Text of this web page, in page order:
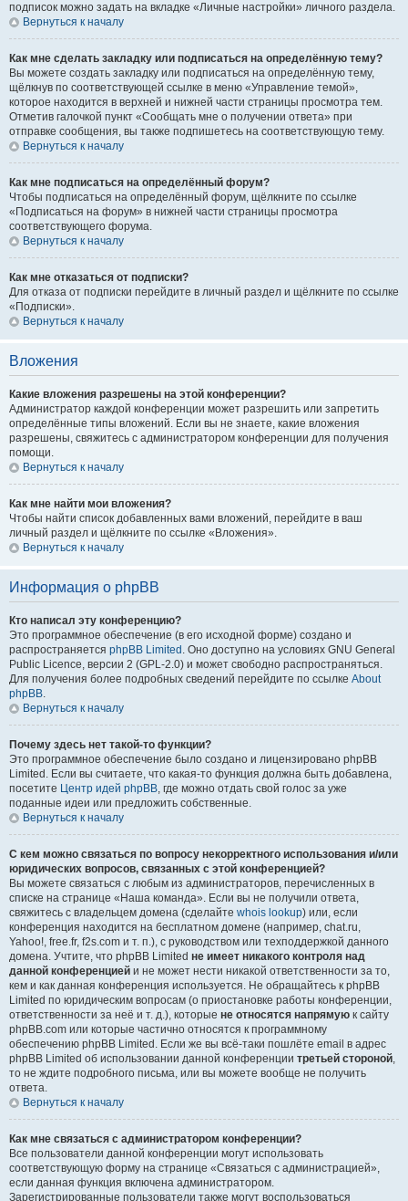
подписок можно задать на вкладке «Личные настройки» личного раздела.
Вернуться к началу
Как мне сделать закладку или подписаться на определённую тему?
Вы можете создать закладку или подписаться на определённую тему,
щёлкнув по соответствующей ссылке в меню «Управление темой»,
которое находится в верхней и нижней части страницы просмотра тем.
Отметив галочкой пункт «Сообщать мне о получении ответа» при
отправке сообщения, вы также подпишетесь на соответствующую тему.
Вернуться к началу
Как мне подписаться на определённый форум?
Чтобы подписаться на определённый форум, щёлкните по ссылке
«Подписаться на форум» в нижней части страницы просмотра
соответствующего форума.
Вернуться к началу
Как мне отказаться от подписки?
Для отказа от подписки перейдите в личный раздел и щёлкните по ссылке
«Подписки».
Вернуться к началу
Вложения
Какие вложения разрешены на этой конференции?
Администратор каждой конференции может разрешить или запретить
определённые типы вложений. Если вы не знаете, какие вложения
разрешены, свяжитесь с администратором конференции для получения
помощи.
Вернуться к началу
Как мне найти мои вложения?
Чтобы найти список добавленных вами вложений, перейдите в ваш
личный раздел и щёлкните по ссылке «Вложения».
Вернуться к началу
Информация о phpBB
Кто написал эту конференцию?
Это программное обеспечение (в его исходной форме) создано и
распространяется phpBB Limited . Оно доступно на условиях GNU General
Public Licence, версии 2 (GPL-2.0) и может свободно распространяться.
Для получения более подробных сведений перейдите по ссылке About
phpBB.
Вернуться к началу
Почему здесь нет такой-то функции?
Это программное обеспечение было создано и лицензировано phpBB
Limited. Если вы считаете, что какая-то функция должна быть добавлена,
посетите Центр идей phpBB, где можно отдать свой голос за уже
поданные идеи или предложить собственные.
Вернуться к началу
С кем можно связаться по вопросу некорректного использования и/или
юридических вопросов, связанных с этой конференцией?
Вы можете связаться с любым из администраторов, перечисленных в
списке на странице «Наша команда». Если вы не получили ответа,
свяжитесь с владельцем домена (сделайте whois lookup) или, если
конференция находится на бесплатном домене (например, chat.ru,
Yahoo!, free.fr, f2s.com и т. п.), с руководством или техподдержкой данного
домена. Учтите, что phpBB Limited не имеет никакого контроля над
данной конференцией и не может нести никакой ответственности за то,
кем и как данная конференция используется. Не обращайтесь к phpBB
Limited по юридическим вопросам (о приостановке работы конференции,
ответственности за неё и т. д.), которые не относятся напрямую к сайту
phpBB.com или которые частично относятся к программному
обеспечению phpBB Limited. Если же вы всё-таки пошлёте email в адрес
phpBB Limited об использовании данной конференции третьей стороной,
то не ждите подробного письма, или вы можете вообще не получить
ответа.
Вернуться к началу
Как мне связаться с администратором конференции?
Все пользователи данной конференции могут использовать
соответствующую форму на странице «Связаться с администрацией»,
если данная функция включена администратором.
Зарегистрированные пользователи также могут воспользоваться